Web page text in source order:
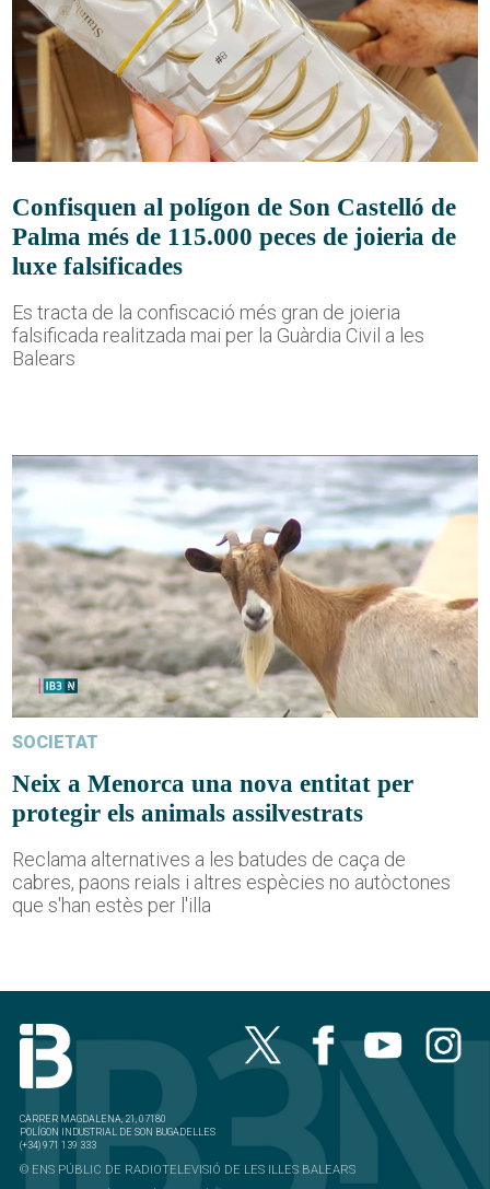
Confisquen al polígon de Son Castelló de
Palma més de 115.000 peces de joieria de
luxe falsificades
Es tracta de la confiscació més gran de joieria
falsificada realitzada mai per la Guàrdia Civil a les
Balears
SOCIETAT
Neix a Menorca una nova entitat per
protegir els animals assilvestrats
Reclama alternatives a les batudes de caça de
cabres, paons reials i altres espècies no autòctones
que s'han estès per l'illa
CARRER MAGDALENA, 21, 07180
POLÍGON INDUSTRIAL DE SON BUGADELLES
(+34) 971 139 333
© ENS PÚBLIC DE RADIOTELEVISIÓ DE LES ILLES BALEARS